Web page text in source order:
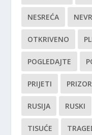
NESREĆA
OTKRIVENO
POGLEDAJTE
PRIJETI
RUSIJA RUSKI
TISUĆE